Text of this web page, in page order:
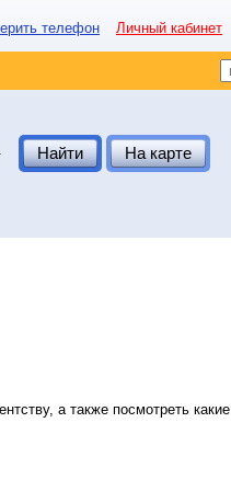
телефон Личный кабинет
Найти На карте
а также посмотреть какие